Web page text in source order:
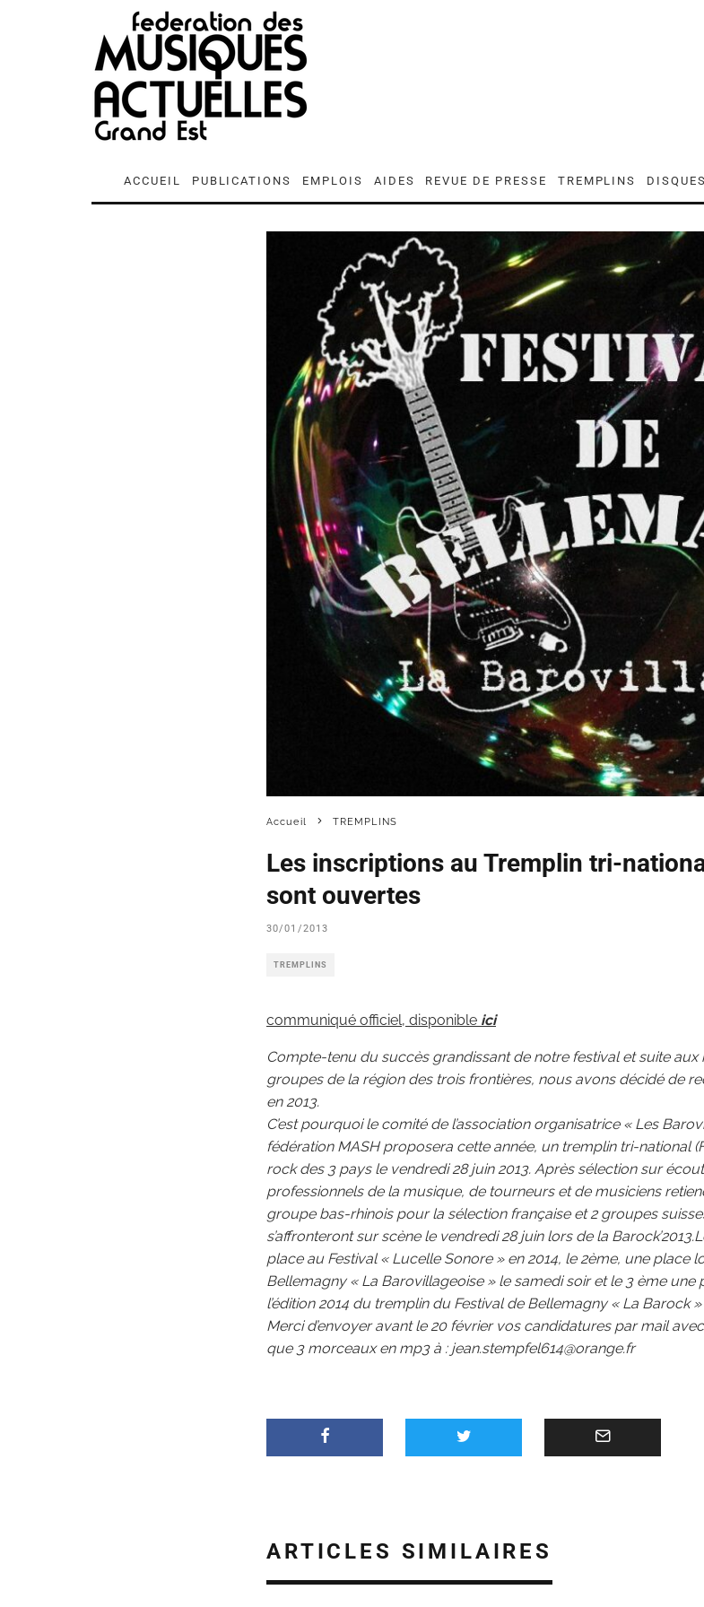
ACCUEIL PUBLICATIONS EMPLOIS AIDES REVUE DE PRESSE TREMPLINS
Accueil TREMPLINS
Les inscriptions au Tremplin tri-
sont ouvertes
30/01/2013
TREMPLINS
communiqué officiel, disponible ici
Compte-tenu du succès grandissant de notre festival et suite
groupes de la région des trois frontières, nous avons décidé de
en 2013.
C’est pourquoi le comité de l’association organisatrice « Les
fédération MASH proposera cette année, un tremplin tri-national
rock des 3 pays le vendredi 28 juin 2013. Après sélection sur
professionnels de la musique, de tourneurs et de musiciens
groupe bas-rhinois pour la sélection française et 2 groupes
s’affronteront sur scène le vendredi 28 juin lors de la
place au Festival « Lucelle Sonore » en 2014, le 2ème, une place
Bellemagny « La Barovillageoise » le samedi soir et le 3 ème une
l’édition 2014 du tremplin du Festival de Bellemagny « La Barock
Merci d’envoyer avant le 20 février vos candidatures par mail
que 3 morceaux en mp3 à : jean.stempfel614@orange.fr
ARTICLES SIMILAIRES